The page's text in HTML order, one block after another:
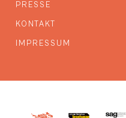
PRESSE
KONTAKT
IMPRESSUM